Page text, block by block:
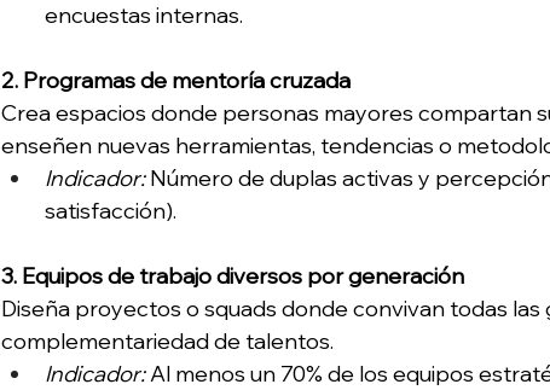
encuestas internas.
2. Programas de mentoría cruzada
Crea espacios donde personas mayores compartan
enseñen nuevas herramientas, tendencias o
Indicador: Número de duplas activas y
satisfacción).
3. Equipos de trabajo diversos por generación
Diseña proyectos o squads donde convivan todas
complementariedad de talentos.
Indicador: Al menos un 70% de los equipos